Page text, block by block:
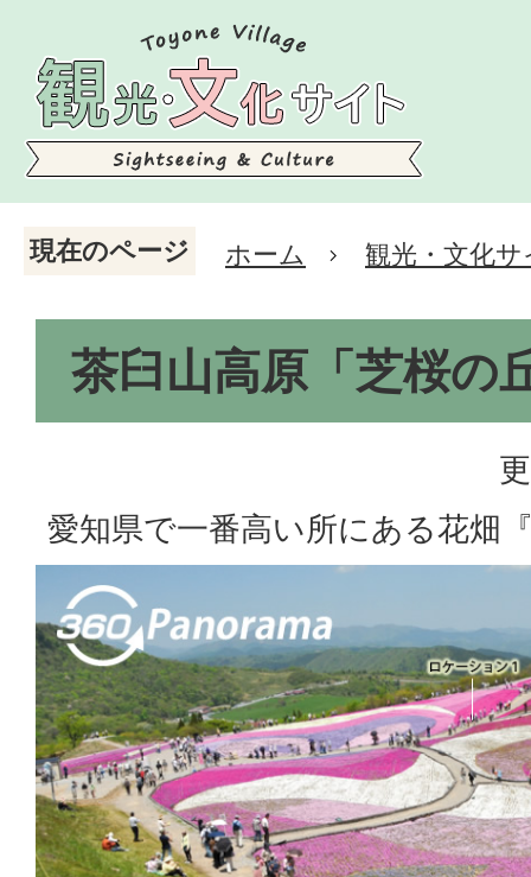
現在のページ ホーム 観光・文化サ
茶臼山高原「芝桜の
愛知県で一番高い所にある花畑